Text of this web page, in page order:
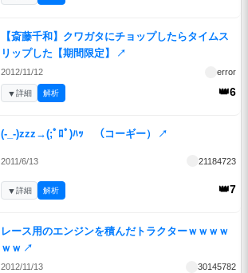
【斎藤千和】クワガタにチョップしたらタイムス
リップした【期間限定】
↗
2012/11/12 error
👑6
▼詳細 解析
(-_-)zzz→(;ﾟﾛﾟ)ﾊｯ （コーギー） ↗
2011/6/13 21184723
👑7
▼詳細 解析
レース用のエンジンを積んだトラクターｗｗｗｗ
ｗｗ ↗
2012/11/13 30145782